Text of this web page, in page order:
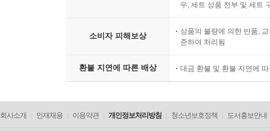
우, 세트 상품 전부 및 세트
소비자 피해보상
상품의 불량에 의한 반품,
준하여 처리됨
환불 지연에 따른 배상 대금 환불 및 환불 지연에
회사소개 인재채용 이용약관 개인정보처리방침 청소년보호정책 도서홍보안내